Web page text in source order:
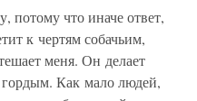
потому что иначе ответ,
к чертям собачьим,
меня. Он делает
Как мало людей,